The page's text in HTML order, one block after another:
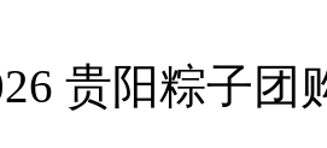
贵阳粽子